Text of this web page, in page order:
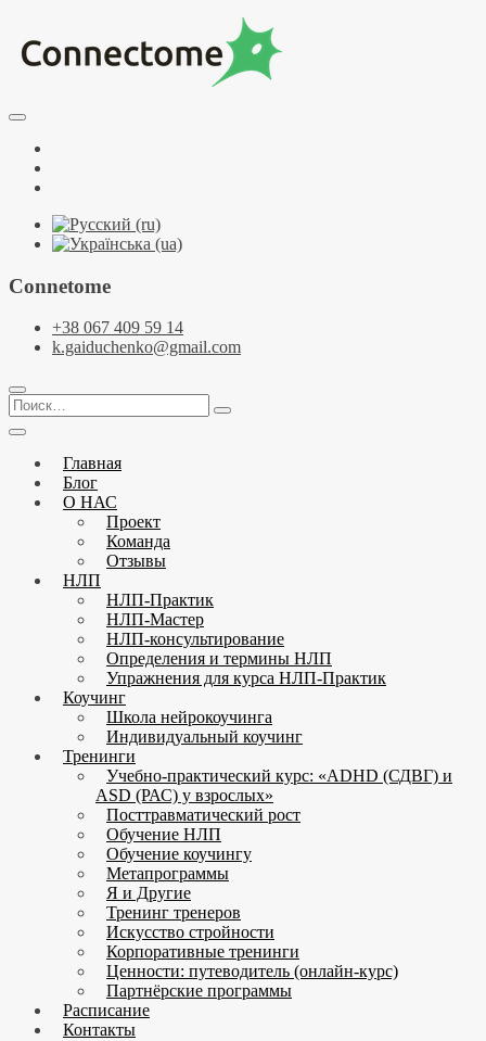
содержимому
Connectome
Курсы по НЛП и коучингу. НЛП-Практик. НЛП-Мастер.
Connetome
+38 067 409 59 14
k.gaiduchenko@gmail.com
Поиск…
Главная
Блог
О НАС
Проект
Команда
Отзывы
НЛП
НЛП-Практик
НЛП-Мастер
НЛП-консультирование
Определения и термины НЛП
Упражнения для курса НЛП-Практик
Коучинг
Школа нейрокоучинга
Индивидуальный коучинг
Тренинги
Учебно-практический курс: «ADHD (СДВГ) и
ASD (РАС) у взрослых»
Посттравматический рост
Обучение НЛП
Обучение коучингу
Метапрограммы
Я и Другие
Тренинг тренеров
Искусство стройности
Корпоративные тренинги
Ценности: путеводитель (онлайн-курс)
Партнёрские программы
Расписание
Контакты